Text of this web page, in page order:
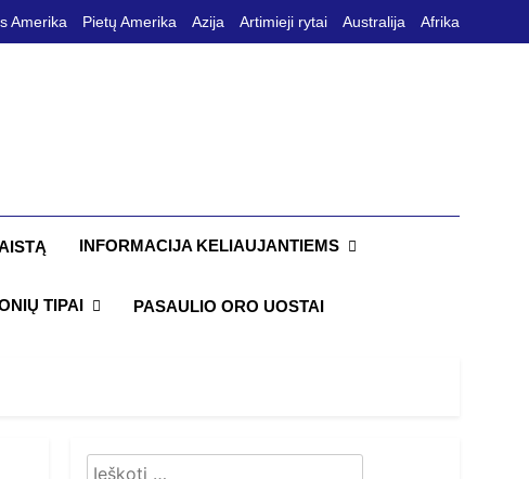
Amerika Pietų Amerika Azija Artimieji rytai Australija Afrika
INFORMACIJA KELIAUJANTIEMS
TIPAI PASAULIO ORO UOSTAI
Ieškoti: